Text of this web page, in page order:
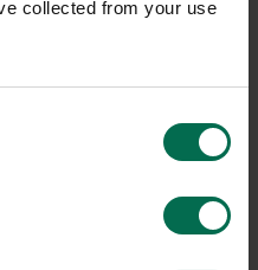
collected from your use